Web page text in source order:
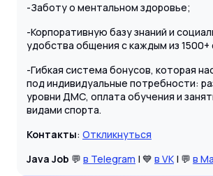
-Заботу о ментальном здоровье;
-Корпоративную базу знаний и
удобства общения с каждым из 1500+
-Гибкая система бонусов, которая
под индивидуальные потребности:
уровни ДМС, оплата обучения и
видами спорта.
Контакты: Откликнуться
Java Job 💬 в Telegram | 💙 в VK | 💬 в